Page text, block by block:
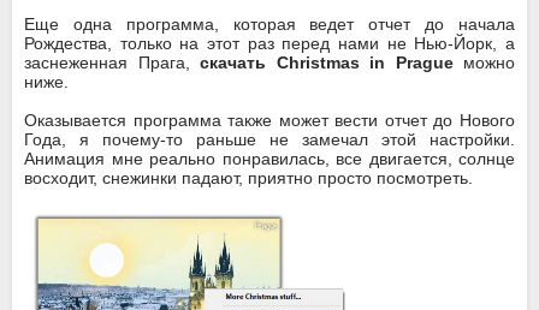
Еще одна программа, которая ведет отчет до начала
Рождества, только на этот раз перед нами не Нью-Йорк, а
заснеженная Прага, скачать Christmas in Pragueможно
ниже.
Оказывается программа также может вести отчет до Нового
Года, я почему-то раньше не замечал этой настройки.
Анимация мне реально понравилась, все двигается, солнце
восходит, снежинки падают, приятно просто посмотреть.